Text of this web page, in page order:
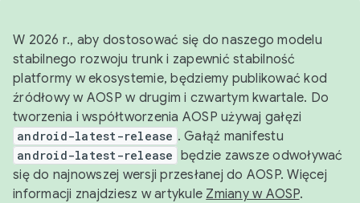
W 2026 r., aby dostosować się do naszego modelu
stabilnego rozwoju trunk i zapewnić stabilność
platformy w ekosystemie, będziemy publikować kod
źródłowy w AOSP w drugim i czwartym kwartale. Do
tworzenia i współtworzenia AOSP używaj gałęzi
android-latest-release . Gałąź manifestu
android-latest-release będzie zawsze odwoływać
się do najnowszej wersji przesłanej do AOSP. Więcej
informacji znajdziesz w artykule Zmiany w AOSP.